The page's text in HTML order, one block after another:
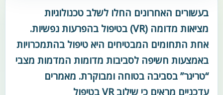
בעשורים האחרונים החלו לשלב טכנולוגיות
מציאות מדומה (VR) בטיפול בהפרעות נפשיות.
אחת התחומים המבטיחים היא טיפול בהתמכרויות
באמצעות חשיפה לסביבות מדומות המדמות מצבי
“טריגר” בסביבה בטוחה ומבוקרת. מאמרים
עדכניים מראים כי שילוב VR בטיפול